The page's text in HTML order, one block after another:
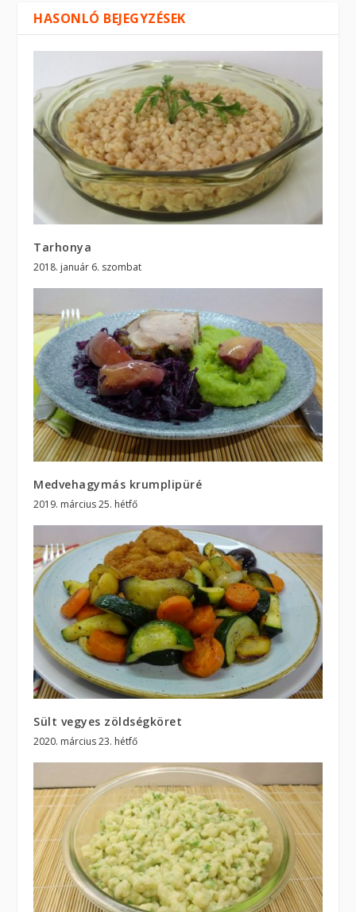
HASONLÓ BEJEGYZÉSEK
Tarhonya
2018. január 6. szombat
Medvehagymás krumplipüré
2019. március 25. hétfő
Sült vegyes zöldségköret
2020. március 23. hétfő